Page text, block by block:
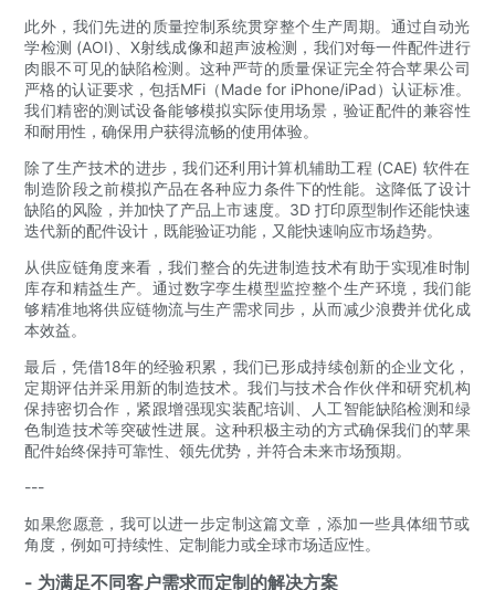
此外，我们先进的质量控制系统贯穿整个生产周期。通过自动光
学检测 (AOI)、X射线成像和超声波检测，我们对每一件配件进行
肉眼不可见的缺陷检测。这种严苛的质量保证完全符合苹果公司
严格的认证要求，包括MFi（Made for iPhone/iPad）认证标准。
我们精密的测试设备能够模拟实际使用场景，验证配件的兼容性
和耐用性，确保用户获得流畅的使用体验。
除了生产技术的进步，我们还利用计算机辅助工程 (CAE) 软件在
制造阶段之前模拟产品在各种应力​​条件下的性能。这降低了设计
缺陷的风险，并加快了产品上市速度。3D 打印原型制作还能快速
迭代新的配件设计，既能验证功能，又能快速响应市场趋势。
从供应链角度来看，我们整合的先进制造技术有助于实现准时制
库存和精益生产。通过数字孪生模型监控整个生产环境，我们能
够精准地将供应链物流与生产需求同步，从而减少浪费并优化成
本效益。
最后，凭借18年的经验积累，我们已形成持续创新的企业文化，
定期评估并采用新的制造技术。我们与技术合作伙伴和研究机构
保持密切合作，紧跟增强现实装配培训、人工智能缺陷检测和绿
色制造技术等突破性进展。这种积极主动的方式确保我们的苹果
配件始终保持可靠性、领先优势，并符合未来市场预期。
---
如果您愿意，我可以进一步定制这篇文章，添加一些具体细节或
角度，例如可持续性、定制能力或全球市场适应性。
- 为满足不同客户需求而定制的解决方案